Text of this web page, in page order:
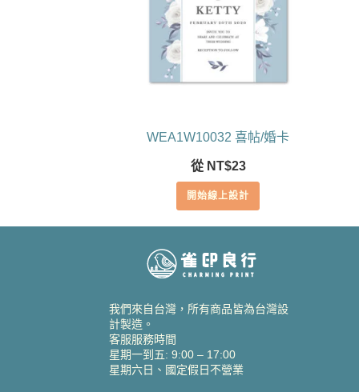
WEA1W10032 喜帖/婚卡
從 NT$23
開始線上設計
我們來自台灣，所有商品皆為台灣設
計製造。
客服服務時間
星期一到五: 9:00 – 17:00
星期六日、國定假日不營業